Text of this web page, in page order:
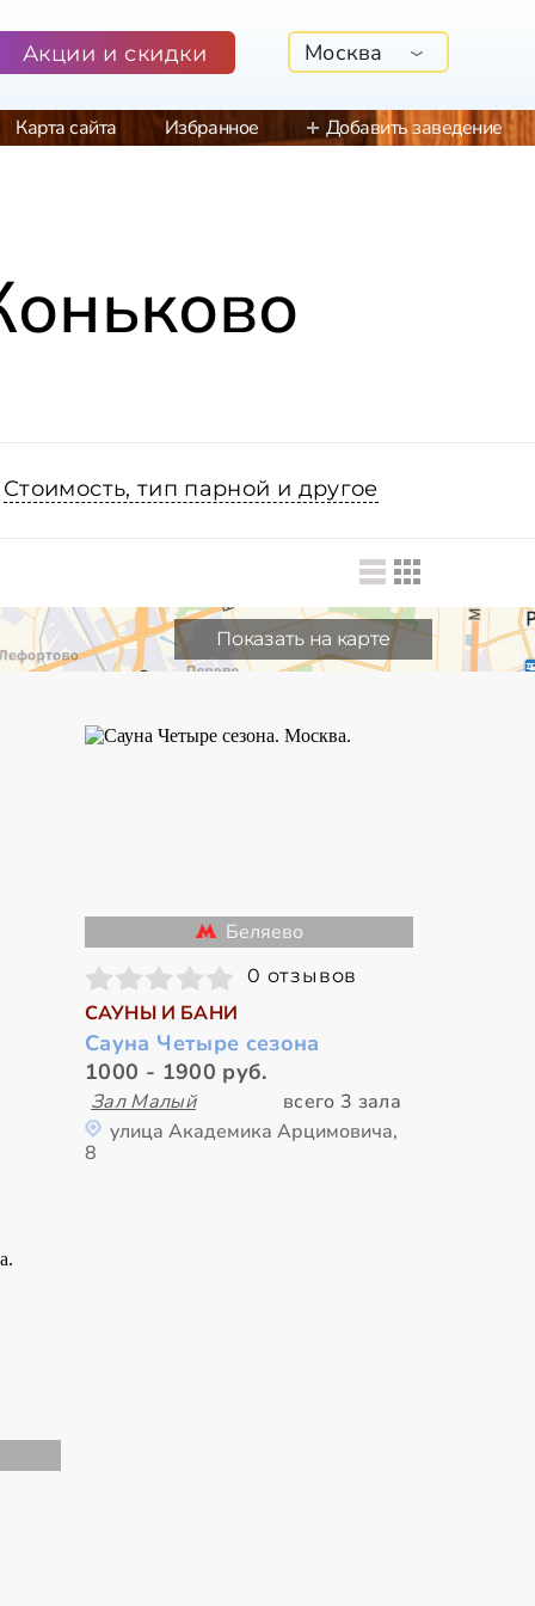
Акции и скидки Москва
Карта сайта Избранное Добавить заведение
Стоимость, тип парной и другое
Показать на карте
Беляево
0 отзывов
САУНЫ И БАНИ
Сауна Четыре сезона
1000 - 1900 руб.
Зал Малый
всего 3 зала
улица Академика Арцимовича,
8